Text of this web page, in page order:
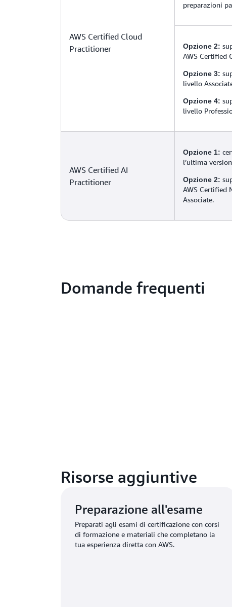
AWS Certified Cloud
Practitioner
preparazioni
Opzione 2:
AWS Certified
Opzione 3:
livello
Opzione 4:
livello
AWS Certified AI
Practitioner
Opzione 1:
l’ultima
Opzione 2:
AWS Certified
Associate.
Domande frequenti
Risorse aggiuntive
Preparazione all'esame
Preparati agli esami di certificazione con corsi
di formazione e materiali che completano la
tua esperienza diretta con AWS.